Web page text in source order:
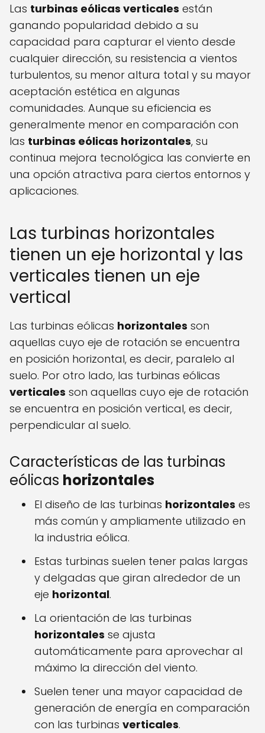
Las turbinas eólicas verticales están
ganando popularidad debido a su
capacidad para capturar el viento desde
cualquier dirección, su resistencia a vientos
turbulentos, su menor altura total y su mayor
aceptación estética en algunas
comunidades. Aunque su eficiencia es
generalmente menor en comparación con
las turbinas eólicas horizontales, su
continua mejora tecnológica las convierte en
una opción atractiva para ciertos entornos y
aplicaciones.
Las turbinas horizontales
tienen un eje horizontal y las
verticales tienen un eje
vertical
Las turbinas eólicas horizontales son
aquellas cuyo eje de rotación se encuentra
en posición horizontal, es decir, paralelo al
suelo. Por otro lado, las turbinas eólicas
verticales son aquellas cuyo eje de rotación
se encuentra en posición vertical, es decir,
perpendicular al suelo.
Características de las turbinas
eólicas horizontales
El diseño de las turbinas horizontales es
más común y ampliamente utilizado en
la industria eólica.
Estas turbinas suelen tener palas largas
y delgadas que giran alrededor de un
eje horizontal.
La orientación de las turbinas
horizontales se ajusta
automáticamente para aprovechar al
máximo la dirección del viento.
Suelen tener una mayor capacidad de
generación de energía en comparación
con las turbinas verticales.